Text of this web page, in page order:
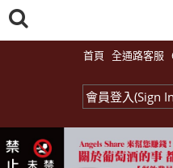
首頁 全通路客服
會員登入(Sign